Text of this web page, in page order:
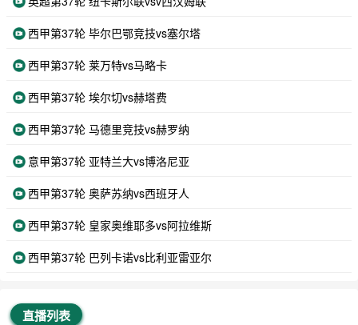
西甲第37轮 毕尔巴鄂竞技vs塞尔塔
西甲第37轮 莱万特vs马略卡
西甲第37轮 埃尔切vs赫塔费
西甲第37轮 马德里竞技vs赫罗纳
意甲第37轮 亚特兰大vs博洛尼亚
西甲第37轮 奥萨苏纳vs西班牙人
西甲第37轮 皇家奥维耶多vs阿拉维斯
西甲第37轮 巴列卡诺vs比利亚雷亚尔
直播列表